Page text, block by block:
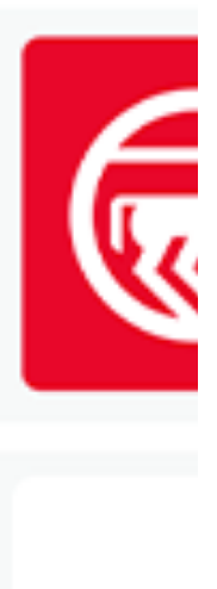
aktualna
Oferta od czwartku